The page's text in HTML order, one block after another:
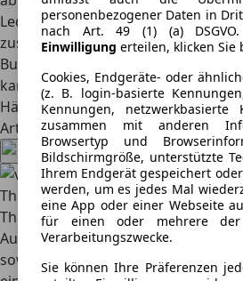
personenbezogener Daten in
nach Art. 49 (1) (a)
Einwilligung erteilen, klicken Sie
Cookies, Endgeräte- oder
(z. B. login-basierte
Kennungen, netzwerkbasierte
zusammen mit anderen
Browsertyp und
Bildschirmgröße, unterstützte
Ihrem Endgerät gespeichert
werden, um es jedes Mal
eine App oder einer Webseite
für einen oder mehrere
Verarbeitungszwecke.
Sie können Ihre Präferenzen
Lederpakete oder Exterieur-
zusätzlich hinzu. Die ersten
Buchloe sind für Ende des Jahres
kann der 05 GT unter anderem über
Händler. (Text: tv | Bilder: Hersteller)
Artikel teilen
Thomas Vogelhuber
Thomas Vogelhuber ist seit März
AutoScout24 Magazins und
sowie strategische Ausrichtung der